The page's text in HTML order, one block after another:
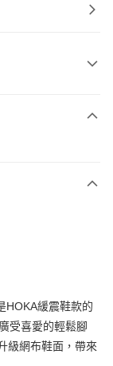
HOKA緩震鞋款的
受喜愛的輕鬆腳
級網布鞋面，帶來